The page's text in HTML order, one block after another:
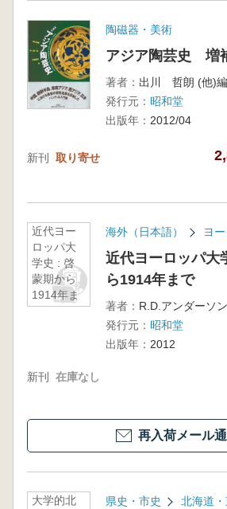
陶磁器・美術
アジア陶芸史 増
著者： 出川 哲朗 (他)編
発行元： 昭和堂
出版年： 2012/04
新刊 取り寄せ
近代ヨー
ロッパ大
学史 : 啓
蒙期から
1914年ま
で
海外（日本語） ヨ
近代ヨーロッパ大
ら1914年まで
著者： R.D.アンダーソ
発行元： 昭和堂
出版年： 2012
新刊 在庫なし
再入荷メール
大学的北
県史・市史 北海道